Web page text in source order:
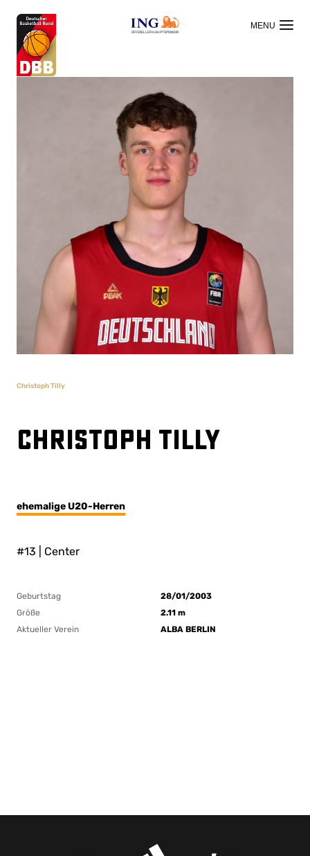
OFFIZIELLER HAUPTSPONSOR
Christoph Tilly
Christoph Tilly
ehemalige U20-Herren
#13 | Center
Geburtstag
28/01/2003
Größe
2.11 m
Aktueller Verein
ALBA BERLIN